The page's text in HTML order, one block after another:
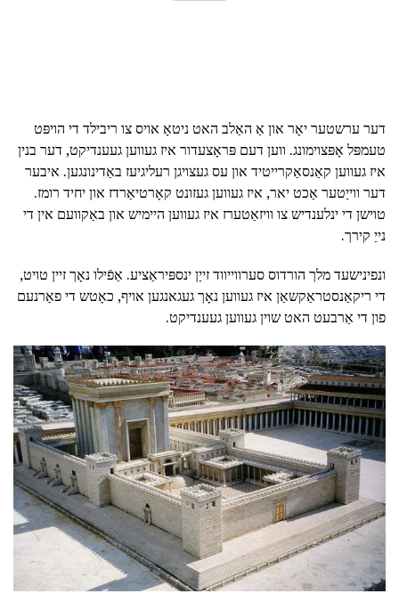
דער ערשטער יאָר און אַ האַלב האט ניטאָ אויס צו ריבילד די הויפּט
טעמפּל אָפּצוימונג. ווען דעם פּראָצעדור איז געווען געענדיקט, דער בנין
איז געווען קאַנסאַקרייטיד און עס געצויגן רעליגיעז באַדינונגען. איבער
דער ווייַטער אַכט יאר, איז געווען געזונט קאָרטיאַרדז און יחיד רומז.
טוישן די ינלענדיש צו וויזאַטערז איז געווען היימיש און באַקוועם אין די
נייַ קירך.
ונפינישעד מלך הורדוס סערווייווד זייַן ינספּיראַציע. אַפֿילו נאָך זיין טויט,
די ריקאַנסטראַקשאַן איז געווען נאָך געגאנגען אויף, כאָטש די פאַרנעם
פון די אַרבעט האט שוין געווען געענדיקט.